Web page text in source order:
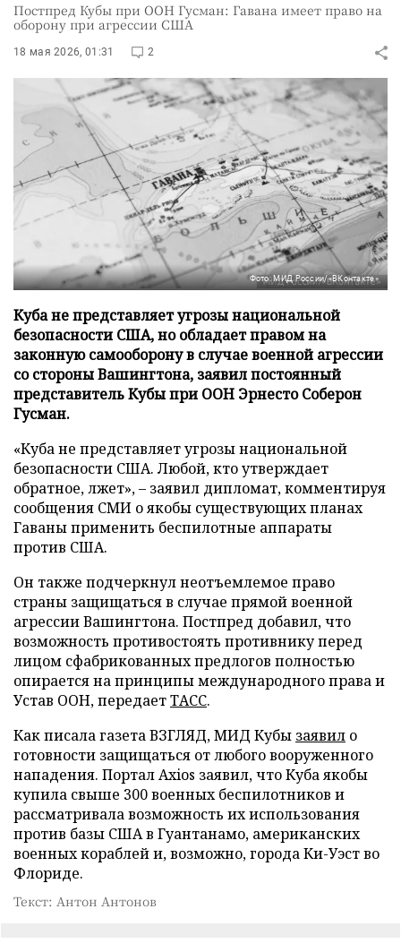
Постпред Кубы при ООН Гусман: Гавана имеет право на
оборону при агрессии США
18 мая 2026, 01:31 2
Фото: МИД России/«ВКонтакте»
Куба не представляет угрозы национальной
безопасности США, но обладает правом на
законную самооборону в случае военной агрессии
со стороны Вашингтона, заявил постоянный
представитель Кубы при ООН Эрнесто Соберон
Гусман.
«Куба не представляет угрозы национальной
безопасности США. Любой, кто утверждает
обратное, лжет», – заявил дипломат, комментируя
сообщения СМИ о якобы существующих планах
Гаваны применить беспилотные аппараты
против США.
Он также подчеркнул неотъемлемое право
страны защищаться в случае прямой военной
агрессии Вашингтона. Постпред добавил, что
возможность противостоять противнику перед
лицом сфабрикованных предлогов полностью
опирается на принципы международного права и
Устав ООН, передаетТАСС.
Как писала газета ВЗГЛЯД, МИД Кубы заявил о
готовности защищаться от любого вооруженного
нападения. Портал Axios заявил, что Куба якобы
купила свыше 300 военных беспилотников и
рассматривала возможность их использования
против базы США в Гуантанамо, американских
военных кораблей и, возможно, города Ки-Уэст во
Флориде.
Текст: Антон Антонов